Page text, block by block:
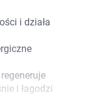
i działa
i łagodzi